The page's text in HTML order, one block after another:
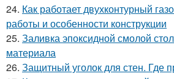
24. Как работает двухконтурный
работы и особенности конструкции
25. Заливка эпоксидной смолой
материала
26. Защитный уголок для стен. Где